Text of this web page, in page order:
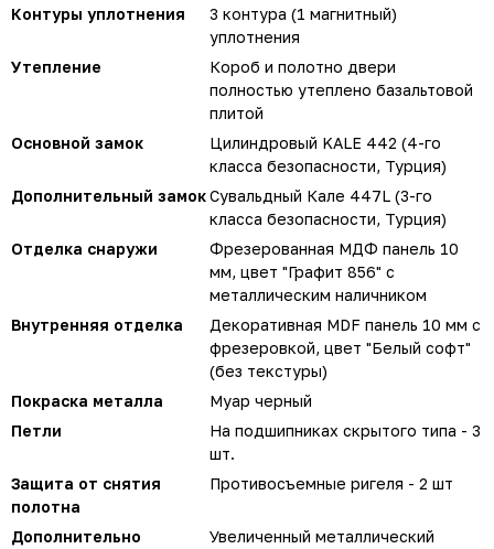
Контуры уплотнения
3 контура (1 магнитный)
уплотнения
Утепление
Короб и полотно двери
полностью утеплено базальтовой
плитой
Основной замок
Цилиндровый KALE 442 (4-го
класса безопасности, Турция)
Дополнительный замокСувальдный Кале 447L (3-го
класса безопасности, Турция)
Отделка снаружи
Фрезерованная МДФ панель 10
мм, цвет "Графит 856" с
металлическим наличником
Внутренняя отделка
Декоративная MDF панель 10 мм с
фрезеровкой, цвет "Белый софт"
(без текстуры)
Покраска металла
Муар черный
Петли
На подшипниках скрытого типа - 3
шт.
Защита от снятия
полотна
Противосъемные ригеля - 2 шт
Дополнительно
Увеличенный металлический